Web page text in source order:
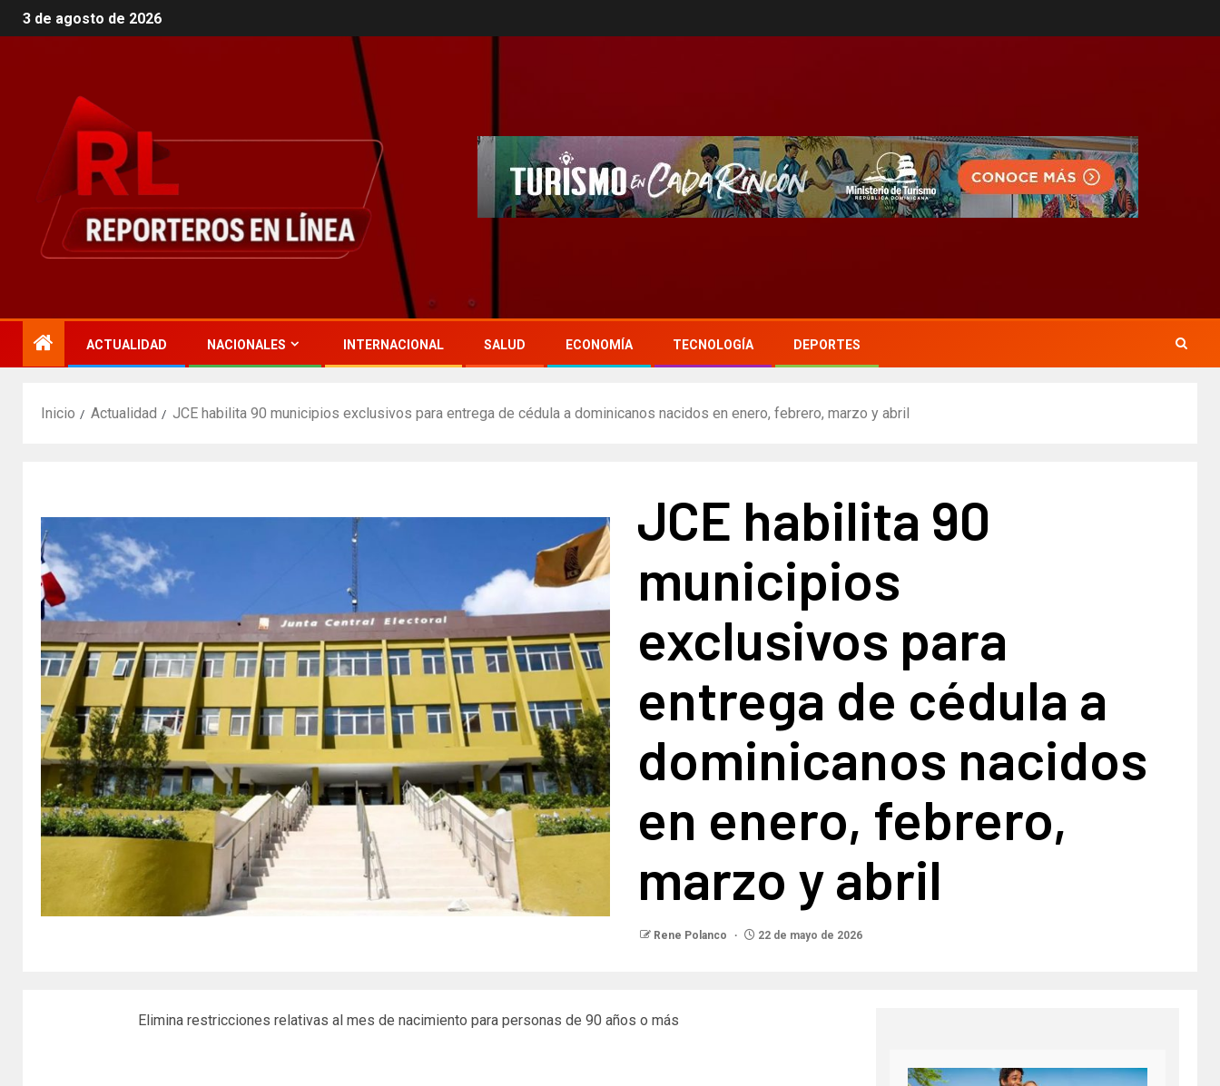
3 de agosto de 2026
ACTUALIDAD NACIONALES INTERNACIONAL SALUD ECONOMÍA TECNOLOGÍA DEPORTES
Inicio Actualidad JCE habilita 90 municipios exclusivos para entrega de cédula a dominicanos nacidos en enero, febrero, marzo y abril
JCE habilita 90
municipios
exclusivos para
entrega de cédula a
dominicanos nacidos
en enero, febrero,
marzo y abril
Rene Polanco 22 de mayo de 2026
Elimina restricciones relativas al mes de nacimiento para personas de 90 años o más